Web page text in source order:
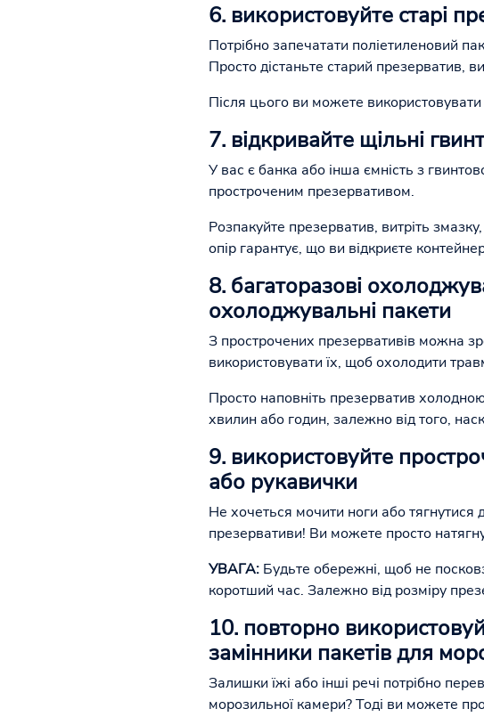
6. використовуйте старі
Потрібно запечатати поліетиленовий
Просто дістаньте старий презерватив,
Після цього ви можете
7. відкривайте щільні
У вас є банка або інша ємність з
простроченим презервативом.
Розпакуйте презерватив, витріть
опір гарантує, що ви відкриєте
8. багаторазові
охолоджувальні пакети
З прострочених презервативів можна
використовувати їх, щоб охолодити
Просто наповніть презерватив
хвилин або годин, залежно від того,
9. використовуйте
або рукавички
Не хочеться мочити ноги або тягнутися
презервативи! Ви можете просто
УВАГА:Будьте обережні, щоб не
коротший час. Залежно від розміру
10. повторно
замінники пакетів для
Залишки їжі або інші речі потрібно
морозильної камери? Тоді ви можете